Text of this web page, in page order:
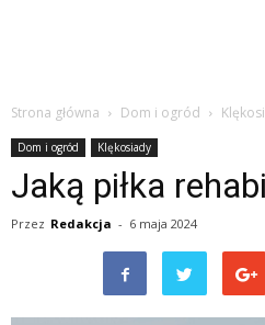
Strona główna Dom i ogród
Dom i ogród Klękosiady
Jaką piłka
Przez Redakcja - 6 maja 2024